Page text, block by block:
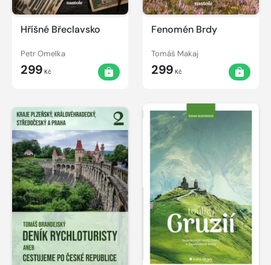
Hříšné Břeclavsko
Petr Omelka
299 Kč
Fenomén Brdy
Tomáš Makaj
299 Kč